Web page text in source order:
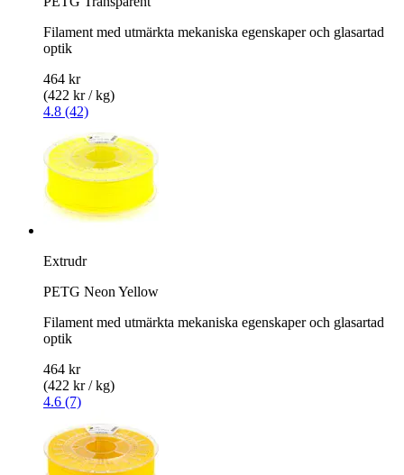
Filament med utmärkta mekaniska egenskaper och glasartad
optik
464 kr
(422 kr / kg)
4.8 (42)
Extrudr
PETG Neon Yellow
Filament med utmärkta mekaniska egenskaper och glasartad
optik
464 kr
(422 kr / kg)
4.6 (7)